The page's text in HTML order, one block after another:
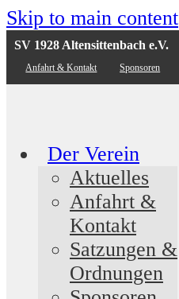
Skip to main content
SV 1928 Altensittenbach e.V.
Anfahrt & Kontakt Sponsoren
Der Verein
Aktuelles
Anfahrt &
Kontakt
Satzungen &
Ordnungen